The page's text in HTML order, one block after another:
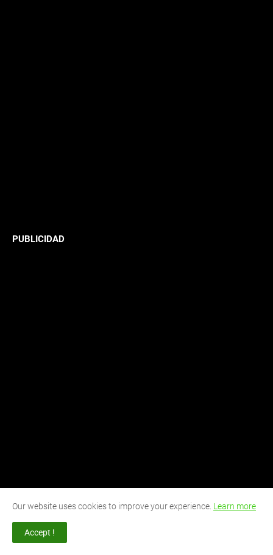
PUBLICIDAD
Our website uses cookies to improve your experience. Learn more
Accept !